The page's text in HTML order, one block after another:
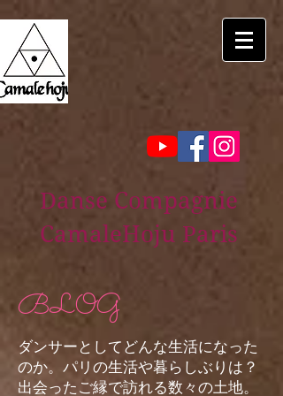
Danse Compagnie
CamaleHoju Paris
BLOG
ダンサーとしてどんな生活になった
のか。パリの生活や暮らしぶりは？
出会ったご縁で訪れる数々の土地。